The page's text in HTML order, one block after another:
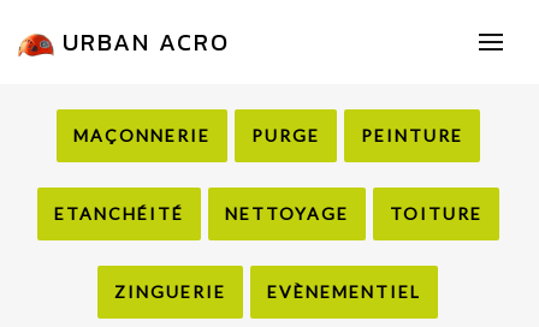
URBAN ACRO
MAÇONNERIE PURGE PEINTURE
ETANCHÉITÉ NETTOYAGE TOITURE
ZINGUERIE EVÈNEMENTIEL